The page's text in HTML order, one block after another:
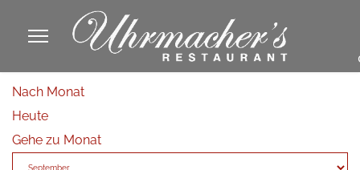
Nach Monat
Heute
Gehe zu Monat